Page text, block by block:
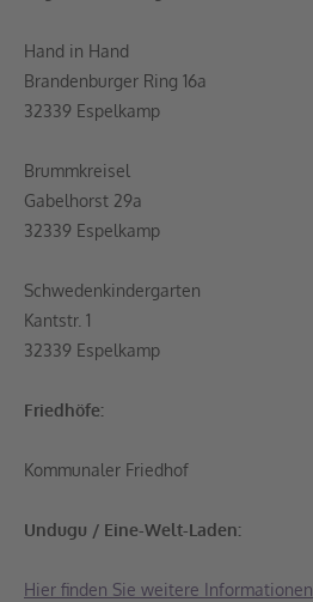
Hand in Hand
Brandenburger Ring 16a
32339 Espelkamp
Brummkreisel
Gabelhorst 29a
32339 Espelkamp
Schwedenkindergarten
Kantstr. 1
32339 Espelkamp
Friedhöfe:
Kommunaler Friedhof
Undugu / Eine-Welt-Laden:
Hier finden Sie weitere Informationen